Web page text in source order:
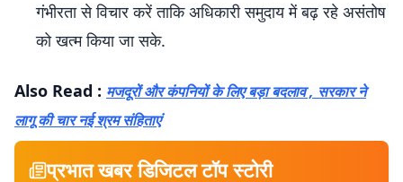
गंभीरता से विचार करें ताकि अधिकारी समुदाय में बढ़ रहे असंतोष
को खत्म किया जा सके.
Also Read : मजदूरों और कंपनियों के लिए बड़ा बदलाव , सरकार ने
लागू की चार नई श्रम संहिताएं
प्रभात खबर डिजिटल टॉप स्टोरी